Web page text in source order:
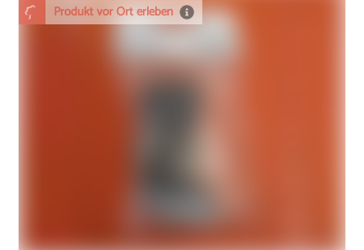
Produkt vor Ort erleben